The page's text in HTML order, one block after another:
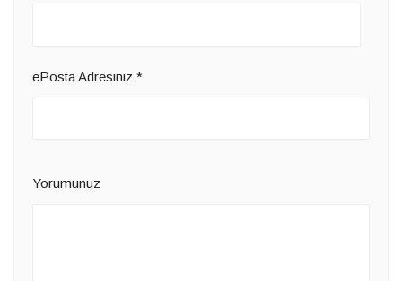
ePosta Adresiniz *
Yorumunuz